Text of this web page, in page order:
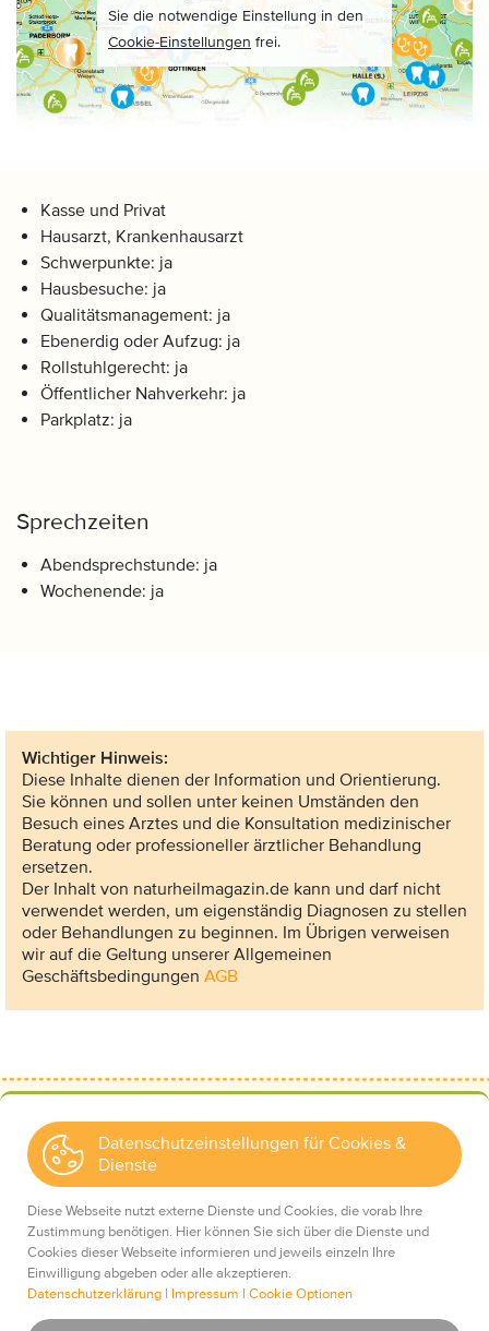
Sie die notwendige Einstellung in den
Cookie-Einstellungen frei.
Kasse und Privat
Hausarzt, Krankenhausarzt
Schwerpunkte: ja
Hausbesuche: ja
Qualitätsmanagement: ja
Ebenerdig oder Aufzug: ja
Rollstuhlgerecht: ja
Öffentlicher Nahverkehr: ja
Parkplatz: ja
Sprechzeiten
Abendsprechstunde: ja
Wochenende: ja
Wichtiger Hinweis:
Diese Inhalte dienen der Information und Orientierung.
Sie können und sollen unter keinen Umständen den
Besuch eines Arztes und die Konsultation medizinischer
Beratung oder professioneller ärztlicher Behandlung
ersetzen.
Der Inhalt von naturheilmagazin.de kann und darf nicht
verwendet werden, um eigenständig Diagnosen zu stellen
oder Behandlungen zu beginnen. Im Übrigen verweisen
wir auf die Geltung unserer Allgemeinen
Geschäftsbedingungen AGB
Mediadaten
Impressum
Datenschutzeinstellungen für Cookies &
Dienste
Diese Webseite nutzt externe Dienste und Cookies, die vorab Ihre
Zustimmung benötigen. Hier können Sie sich über die Dienste und
Cookies dieser Webseite informieren und jeweils einzeln Ihre
Einwilligung abgeben oder alle akzeptieren.
Datenschutzerklärung | Impressum | Cookie Optionen